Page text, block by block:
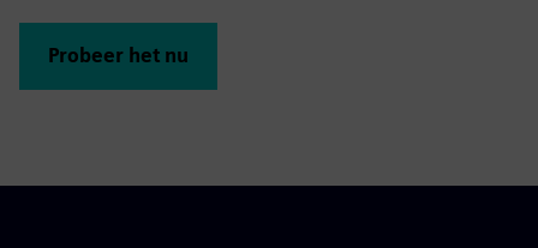
Probeer het nu